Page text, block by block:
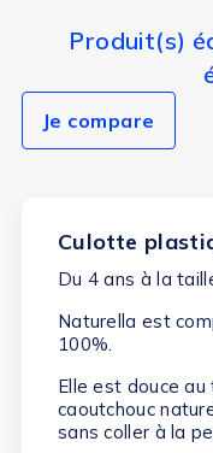
Produit(s)
Je compare
Culotte
Du 4 ans à la
Naturella est
100%.
Elle est douce
caoutchouc
sans coller à la